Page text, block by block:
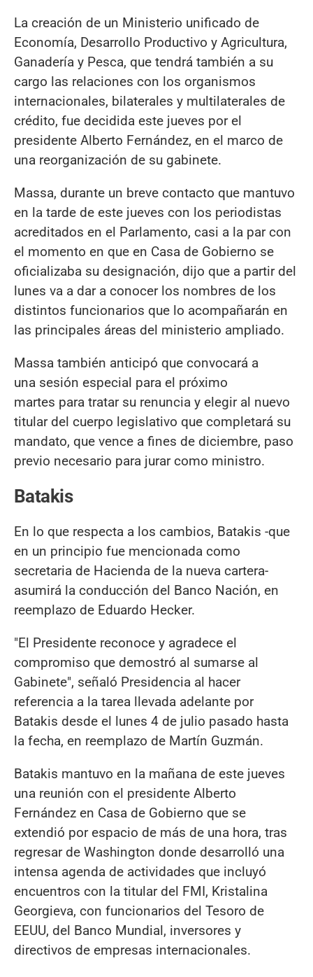
La creación de un Ministerio unificado de
Economía, Desarrollo Productivo y Agricultura,
Ganadería y Pesca, que tendrá también a su
cargo las relaciones con los organismos
internacionales, bilaterales y multilaterales de
crédito, fue decidida este jueves por el
presidente Alberto Fernández, en el marco de
una reorganización de su gabinete.
Massa, durante un breve contacto que mantuvo
en la tarde de este jueves con los periodistas
acreditados en el Parlamento, casi a la par con
el momento en que en Casa de Gobierno se
oficializaba su designación, dijo que a partir del
lunes va a dar a conocer los nombres de los
distintos funcionarios que lo acompañarán en
las principales áreas del ministerio ampliado.
Massa también anticipó que convocará a
una sesión especial para el próximo
martes para tratar su renuncia y elegir al nuevo
titular del cuerpo legislativo que completará su
mandato, que vence a fines de diciembre, paso
previo necesario para jurar como ministro.
Batakis
En lo que respecta a los cambios, Batakis -que
en un principio fue mencionada como
secretaria de Hacienda de la nueva cartera-
asumirá la conducción del Banco Nación, en
reemplazo de Eduardo Hecker.
"El Presidente reconoce y agradece el
compromiso que demostró al sumarse al
Gabinete", señaló Presidencia al hacer
referencia a la tarea llevada adelante por
Batakis desde el lunes 4 de julio pasado hasta
la fecha, en reemplazo de Martín Guzmán.
Batakis mantuvo en la mañana de este jueves
una reunión con el presidente Alberto
Fernández en Casa de Gobierno que se
extendió por espacio de más de una hora, tras
regresar de Washington donde desarrolló una
intensa agenda de actividades que incluyó
encuentros con la titular del FMI, Kristalina
Georgieva, con funcionarios del Tesoro de
EEUU, del Banco Mundial, inversores y
directivos de empresas internacionales.